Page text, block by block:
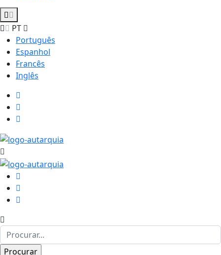
PT
Português
Espanhol
Francês
Inglês